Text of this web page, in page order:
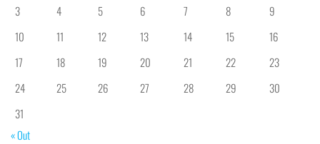
3
4 5 6 7 8
9
10
11 12 13 14 15
16
17
18 19 20 21 22
23
24
25 26 27 28 29
30
31
« Out